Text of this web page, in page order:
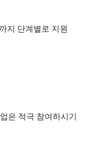
지 단계별로 지원
은 적극 참여하시기